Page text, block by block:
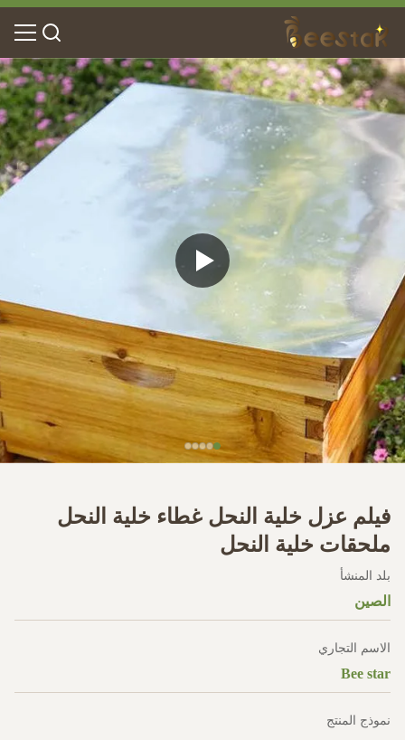
فيلم عزل خلية النحل غطاء خلية النحل
ملحقات خلية النحل
بلد المنشأ
الصين
الاسم التجاري
Bee star
نموذج المنتج